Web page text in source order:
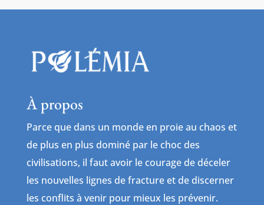
À propos
Parce que dans un monde en proie au chaos et
de plus en plus dominé par le choc des
civilisations, il faut avoir le courage de déceler
les nouvelles lignes de fracture et de discerner
les conflits à venir pour mieux les prévenir.